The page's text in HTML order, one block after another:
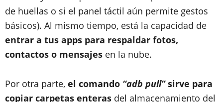
de huellas o si el panel táctil aún permite gestos
básicos). Al mismo tiempo, está la capacidad de
entrar a tus apps para respaldar fotos,
contactos o mensajes en la nube.
Por otra parte, el comando “adb pull”sirve para
copiar carpetas enteras del almacenamiento del